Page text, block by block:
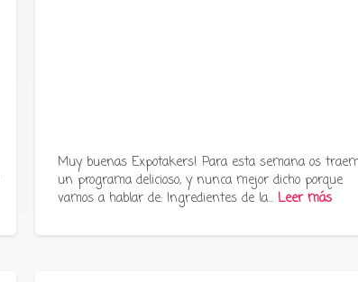
Muy buenas Expotakers! Para esta semana os
un programa delicioso, y nunca mejor dicho porque
vamos a hablar de: Ingredientes de la…Leer más